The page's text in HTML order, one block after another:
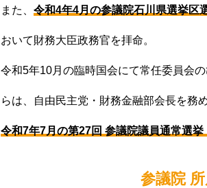
また、 令和4年4月の参議院石川県選挙区
おいて財務大臣政務官を拝命。
令和5年10月の臨時国会にて常任委員会
らは、自由民主党・財務金融部会長を務め
令和7年7月の第27回 参議院議員通常選
参議院